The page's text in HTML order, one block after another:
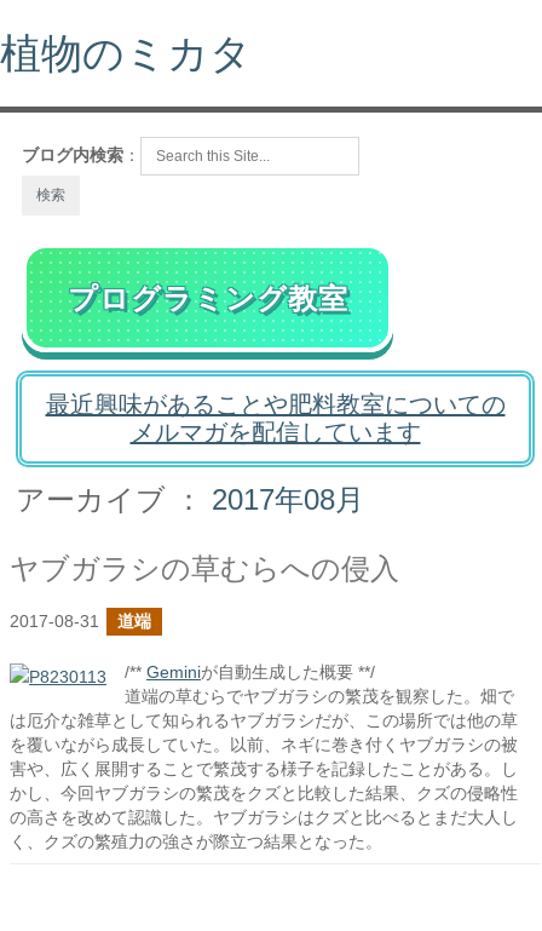
植物のミカタ
ブログ内検索 ：
プログラミング教室
最近興味があることや肥料教室についての
メルマガを配信しています
アーカイブ ： 2017年08月
ヤブガラシの草むらへの侵入
2017-08-31 道端
/** Geminiが自動生成した概要 **/
道端の草むらでヤブガラシの繁茂を観察した。畑で
は厄介な雑草として知られるヤブガラシだが、この場所では他の草
を覆いながら成長していた。以前、ネギに巻き付くヤブガラシの被
害や、広く展開することで繁茂する様子を記録したことがある。し
かし、今回ヤブガラシの繁茂をクズと比較した結果、クズの侵略性
の高さを改めて認識した。ヤブガラシはクズと比べるとまだ大人し
く、クズの繁殖力の強さが際立つ結果となった。